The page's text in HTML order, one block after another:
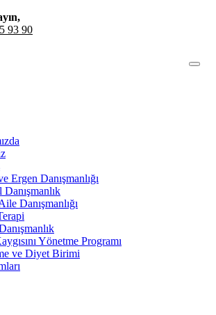
93 90
Ergen Danışmanlığı
Danışmanlığı
Yönetme Programı
ve Diyet Birimi